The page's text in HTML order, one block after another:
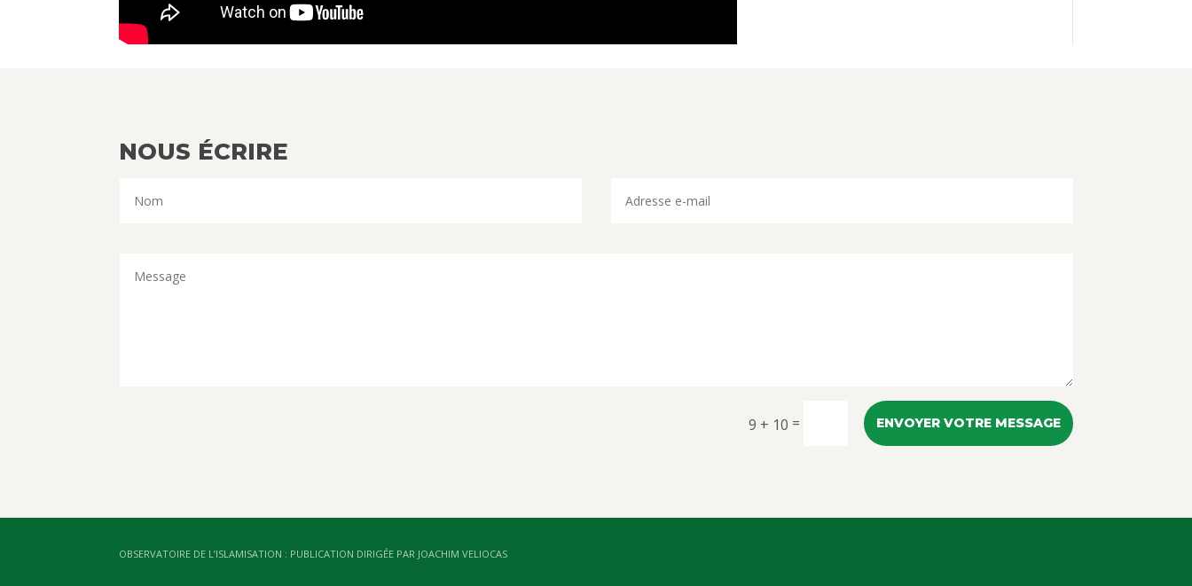
NOUS ÉCRIRE
9 + 10 = ENVOYER VOTRE MESSAGE
OBSERVATOIRE DE L’ISLAMISATION : PUBLICATION DIRIGÉE PAR JOACHIM VELIOCAS